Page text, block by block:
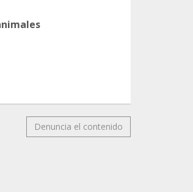
Denuncia el contenido